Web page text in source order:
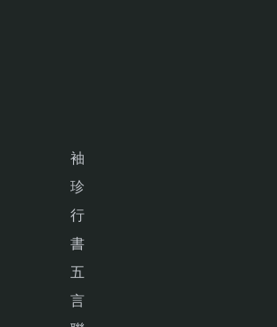
袖
珍
行
書
五
言